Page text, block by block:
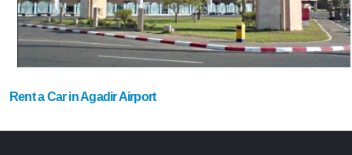
Rent a Car in Agadir Airport